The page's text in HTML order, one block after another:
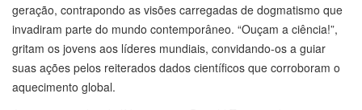
geração, contrapondo as visões carregadas de dogmatismo que
invadiram parte do mundo contemporâneo. “Ouçam a ciência!”,
gritam os jovens aos líderes mundiais, convidando-os a guiar
suas ações pelos reiterados dados científicos que corroboram o
aquecimento global.